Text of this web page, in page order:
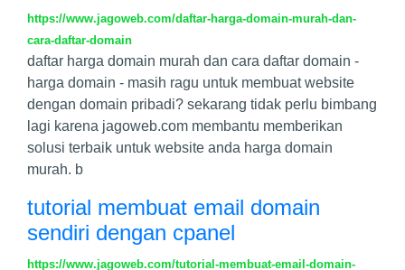
https://www.jagoweb.com/daftar-harga-domain-murah-dan-
cara-daftar-domain
daftar harga domain murah dan cara daftar domain -
harga domain - masih ragu untuk membuat website
dengan domain pribadi? sekarang tidak perlu bimbang
lagi karena jagoweb.com membantu memberikan
solusi terbaik untuk website anda harga domain
murah. b
tutorial membuat email domain
sendiri dengan cpanel
https://www.jagoweb.com/tutorial-membuat-email-domain-